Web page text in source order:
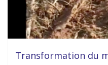
Transformation du